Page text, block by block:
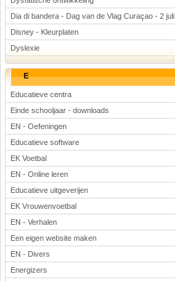
Dia di bandera - Dag van de Vlag Curaçao - 2 juli
Disney - Kleurplaten
Dyslexie
E
Educatieve centra
Einde schooljaar - downloads
EN - Oefeningen
Educatieve software
EK Voetbal
EN - Online leren
Educatieve uitgeverijen
EK Vrouwenvoetbal
EN - Verhalen
Een eigen website maken
EN - Divers
Energizers